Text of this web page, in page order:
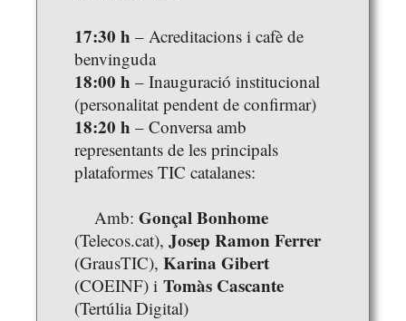
17:30 h – Acreditacions i cafè de
benvinguda
18:00 h – Inauguració institucional
(personalitat pendent de confirmar)
18:20 h – Conversa amb
representants de les principals
plataformes TIC catalanes:
Amb: Gonçal Bonhome
(Telecos.cat), Josep Ramon Ferrer
(GrausTIC), Karina Gibert
(COEINF) i Tomàs Cascante
(Tertúlia Digital)